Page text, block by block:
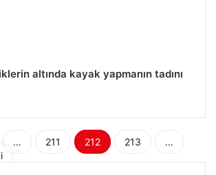
altında kayak yapmanın tadını
… 211 212 213
…